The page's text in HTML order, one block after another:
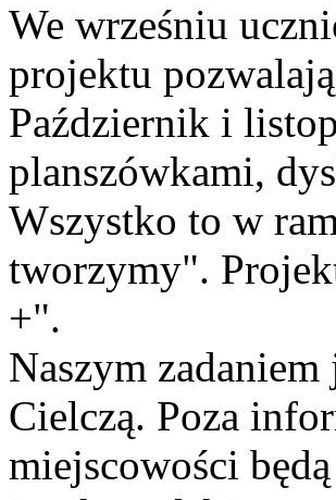
We wrześniu
projektu
Październik i
planszówkami,
Wszystko to w
tworzymy".
+".
Naszym
Cielczą. Poza
miejscowości